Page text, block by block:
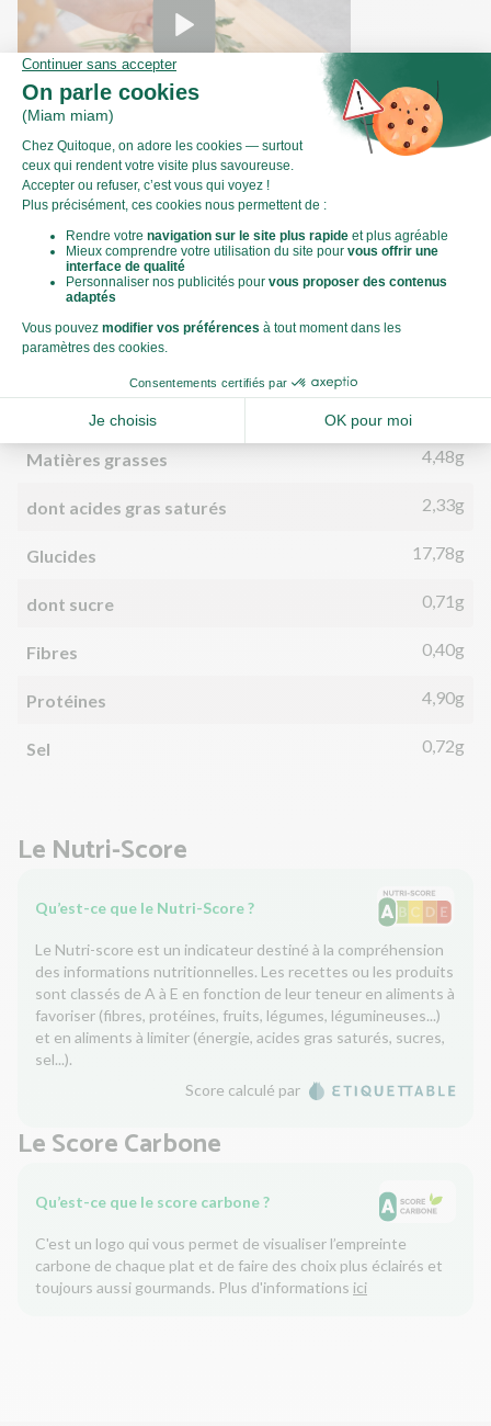
Comment ciseler du persil ?
Valeurs nutritionnelles
Par personne
Énergie (kCal)
Matières grasses 4,48g
dont acides gras saturés 2,33g
Glucides 17,78g
dont sucre 0,71g
Fibres 0,40g
Protéines 4,90g
Sel 0,72g
Le Nutri-Score
Qu’est-ce que le Nutri-Score ?
Le Nutri-score est un indicateur destiné à la compréhension
des informations nutritionnelles. Les recettes ou les produits
sont classés de A à E en fonction de leur teneur en aliments à
favoriser (fibres, protéines, fruits, légumes, légumineuses...)
et en aliments à limiter (énergie, acides gras saturés, sucres,
sel...).
Score calculé par
Le Score Carbone
Qu’est-ce que le score carbone ?
C'est un logo qui vous permet de visualiser l’empreinte
carbone de chaque plat et de faire des choix plus éclairés et
toujours aussi gourmands. Plus d'informations ici